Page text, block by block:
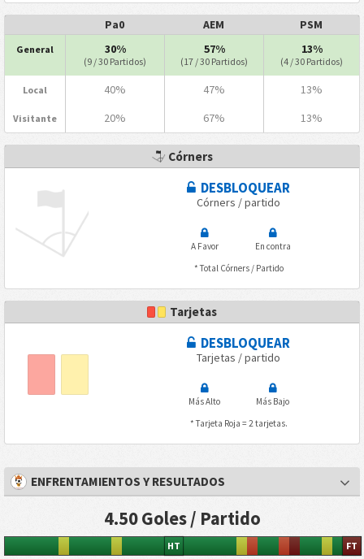
Pa0 AEM PSM
General 30%
(9 / 30 Partidos)
57%
(17 / 30 Partidos)
13%
(4 / 30 Partidos)
Local 40% 47% 13%
Visitante 20% 67% 13%
Córners
DESBLOQUEAR
Córners / partido
A Favor
En contra
* Total Córners / Partido
Tarjetas
DESBLOQUEAR
Tarjetas / partido
Más Alto
Más Bajo
* Tarjeta Roja = 2 tarjetas.
ENFRENTAMIENTOS Y RESULTADOS
4.50 Goles / Partido
HT FT